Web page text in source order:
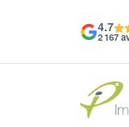
4.7
2 167